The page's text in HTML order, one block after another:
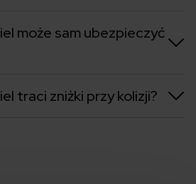
może sam ubezpieczyć
traci zniżki przy kolizji?